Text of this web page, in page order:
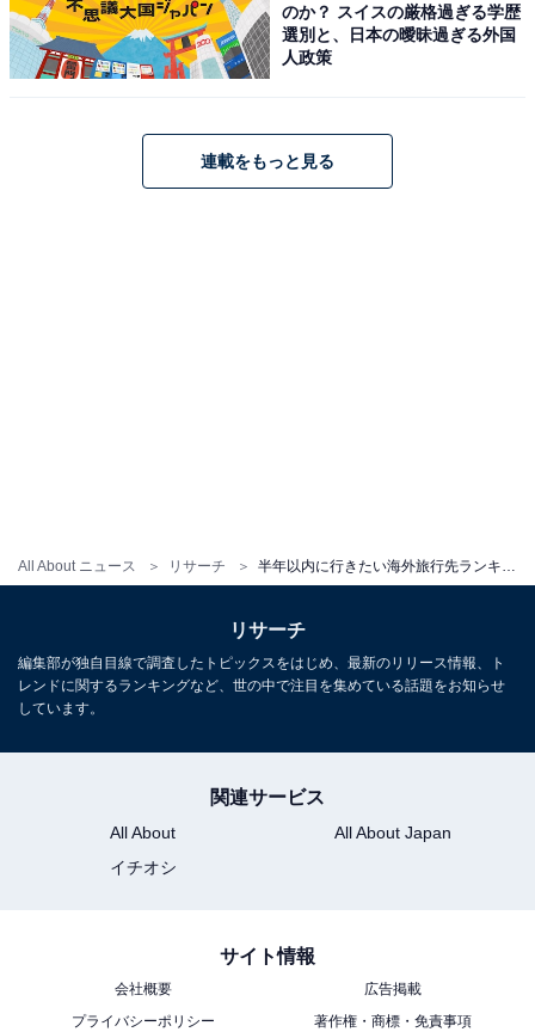
All About ニュース リサーチ
には、公的機関発行の2回目のワクチンの「接種証明
書」、航空会社が配付する「宣誓書」「コンタクトトレ
ーシング」、ESTAの取得が必要です。
ハワイからの帰国の際には、3回目のワクチンの「接種
証明書」か、出国前72時間以内に受けた検査の「陰性証
【おすすめ記事】
・
1550人調査「コロナ後に行きたい海外旅行先」ランキン
グ！ 3位 イタリア、2位 台湾、1位は？
古島」、2位は東京都「小笠原諸島」、1位は？
4万人が選ぶ「人気移住地域」ランキング！ 3位 山口県
のか？ スイスの厳格過ぎる学歴
選別と、日本の曖昧過ぎる外国
人政策
連載をもっと見る
リサーチ
編集部が独自目線で調査したトピックスをはじめ、最新のリリース情報、ト
レンドに関するランキングなど、世の中で注目を集めている話題をお知らせ
しています。
関連サービス
All About
All About Japan
イチオシ
サイト情報
会社概要
広告掲載
プライバシーポリシー
著作権・商標・免責事項